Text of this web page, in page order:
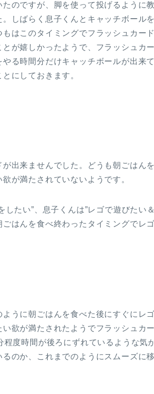
のですが、脚を使って投げるように
しばらく息子くんとキャッチボール
はこのタイミングでフラッシュカー
が嬉しかったようで、フラッシュカ
る時間分だけキャッチボールが出来
にしておきます。
出来ませんでした。どうも朝ごはん
が満たされていないようです。
したい”、息子くんは”レゴで遊びたい
はんを食べ終わったタイミングでレ
うに朝ごはんを食べた後にすぐにレ
欲が満たされたようでフラッシュカ
程度時間が後ろにずれているような気
のか、これまでのようにスムーズに